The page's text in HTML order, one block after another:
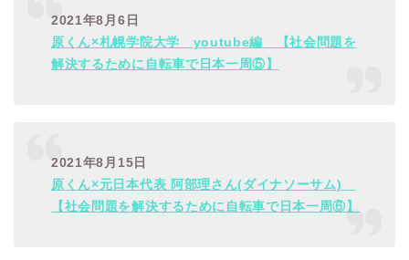
2021年8月6日
原くん×札幌学院大学 youtube編 【社会問題を
解決するために自転車で日本一周⑤】
2021年8月15日
原くん×元日本代表 阿部理さん(ダイナソーサム)
【社会問題を解決するために自転車で日本一周⑥】